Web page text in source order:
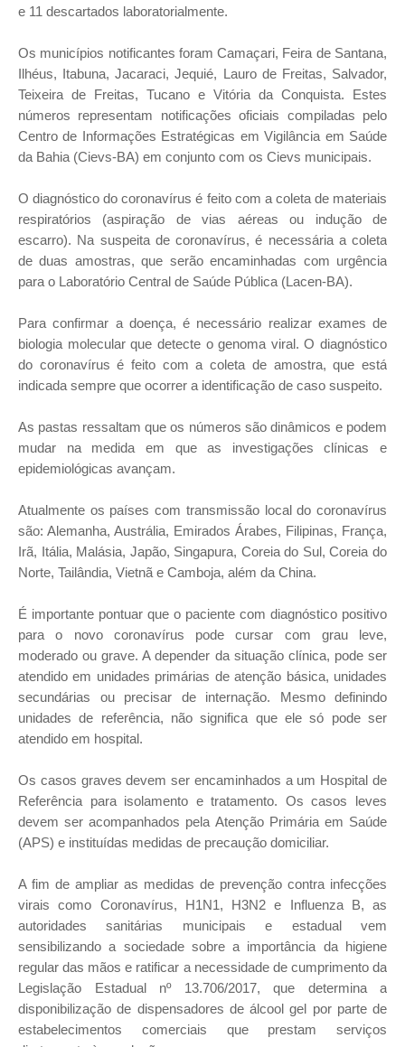
e 11 descartados laboratorialmente.
Os municípios notificantes foram Camaçari, Feira de Santana,
Ilhéus, Itabuna, Jacaraci, Jequié, Lauro de Freitas, Salvador,
Teixeira de Freitas, Tucano e Vitória da Conquista. Estes
números representam notificações oficiais compiladas pelo
Centro de Informações Estratégicas em Vigilância em Saúde
da Bahia (Cievs-BA) em conjunto com os Cievs municipais.
O diagnóstico do coronavírus é feito com a coleta de materiais
respiratórios (aspiração de vias aéreas ou indução de
escarro). Na suspeita de coronavírus, é necessária a coleta
de duas amostras, que serão encaminhadas com urgência
para o Laboratório Central de Saúde Pública (Lacen-BA).
Para confirmar a doença, é necessário realizar exames de
biologia molecular que detecte o genoma viral. O diagnóstico
do coronavírus é feito com a coleta de amostra, que está
indicada sempre que ocorrer a identificação de caso suspeito.
As pastas ressaltam que os números são dinâmicos e podem
mudar na medida em que as investigações clínicas e
epidemiológicas avançam.
Atualmente os países com transmissão local do coronavírus
são: Alemanha, Austrália, Emirados Árabes, Filipinas, França,
Irã, Itália, Malásia, Japão, Singapura, Coreia do Sul, Coreia do
Norte, Tailândia, Vietnã e Camboja, além da China.
É importante pontuar que o paciente com diagnóstico positivo
para o novo coronavírus pode cursar com grau leve,
moderado ou grave. A depender da situação clínica, pode ser
atendido em unidades primárias de atenção básica, unidades
secundárias ou precisar de internação. Mesmo definindo
unidades de referência, não significa que ele só pode ser
atendido em hospital.
Os casos graves devem ser encaminhados a um Hospital de
Referência para isolamento e tratamento. Os casos leves
devem ser acompanhados pela Atenção Primária em Saúde
(APS) e instituídas medidas de precaução domiciliar.
A fim de ampliar as medidas de prevenção contra infecções
virais como Coronavírus, H1N1, H3N2 e Influenza B, as
autoridades sanitárias municipais e estadual vem
sensibilizando a sociedade sobre a importância da higiene
regular das mãos e ratificar a necessidade de cumprimento da
Legislação Estadual nº 13.706/2017, que determina a
disponibilização de dispensadores de álcool gel por parte de
estabelecimentos comerciais que prestam serviços